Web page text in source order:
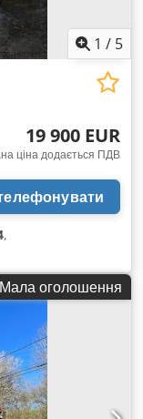
1 / 5
19 900 EUR
ціна додається ПДВ
,
Мала оголошення